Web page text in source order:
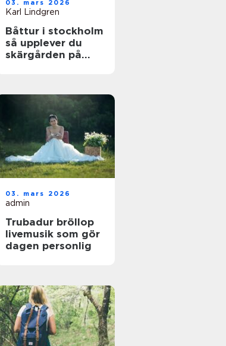
03. mars 2026
Karl Lindgren
Båttur i stockholm
så upplever du
skärgården på
03. mars 2026
admin
Trubadur bröllop
livemusik som gör
dagen personlig